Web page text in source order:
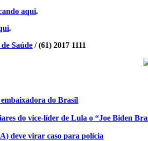
aqui.
.
Saúde / (61) 2017 1111
do Brasil
do vice-líder de Lula o “Joe Biden
deve virar caso para polícia